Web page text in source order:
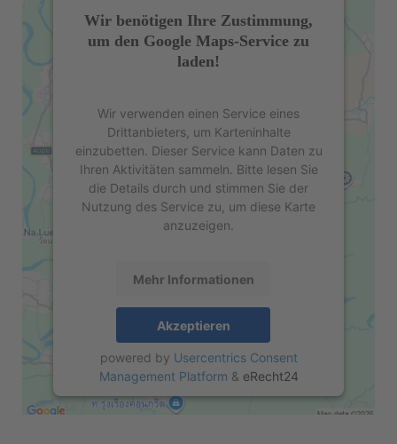
Wir benötigen Ihre Zustimmung,
um den Google Maps-Service zu
laden!
Wir verwenden einen Service eines
Drittanbieters, um Karteninhalte
einzubetten. Dieser Service kann Daten zu
Ihren Aktivitäten sammeln. Bitte lesen Sie
die Details durch und stimmen Sie der
Nutzung des Service zu, um diese Karte
anzuzeigen.
Mehr Informationen
Akzeptieren
powered by Usercentrics Consent
Management Platform & eRecht24